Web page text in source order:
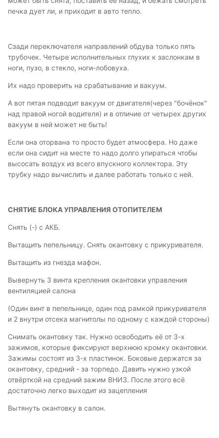
печка дует ли, и приходит в авто тепло.
Сзади переключателя направлений обдува только пять
трубочек. Четыре исполнительных глухих к заслонкам в
ноги, пузо, в стекло, ноги-лобовуха.
Их надо проверить на срабатывание и вакуум.
А вот пятая подводит вакуум от двигателя(через "бочёнок"
над правой ногой водителя) и в отличие от четырех других
вакуум в ней может не быть!
Если она оторвана то просто будет атмосфера. Но даже
если она сидит на месте то надо долго упираться чтобы
высосать воздух из всего впускного коллектора. Эту
трубку надо вычислить и далее работать только с ней.
СНЯТИЕ БЛОКА УПРАВЛЕНИЯ ОТОПИТЕЛЕМ
Снять (-) с АКБ.
Вытащить пепельницу. Снять окантовку с прикуривателя.
Вытащить из гнезда мафон.
Вывернуть 3 винта крепления окантовки управления
вентиляцией салона
(Один винт в пепельнице, один под рамкой прикуривателя
и 2 внутри отсека магнитолы по одному с каждой стороны)
Снимать окантовку так. Нужно освободить её от 3-х
зажимов, которые фиксируют верхнюю кромку окантовки.
Зажимы состоят из 3-х пластинок. Боковые держатся за
окантовку, средний - за торпедо. Давить нужно узкой
отвёрткой на средний зажим ВНИЗ. После этого всё
достаточно легко выходит из зацепления
Вытянуть окантовку в салон.